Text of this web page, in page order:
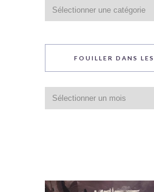
du
blog
FOUILLER DANS
dans
les